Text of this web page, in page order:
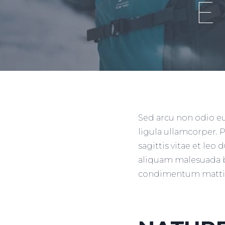
Sed arcu non odio
ligula ullamcorper.
sagittis vitae et leo
aliquam malesuada
condimentum